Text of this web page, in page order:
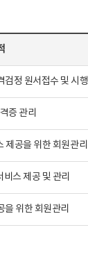
검정 원서접수 및 시행
증 관리
제공을 위한 회원관리
스 제공 및 관리
위한 회원관리